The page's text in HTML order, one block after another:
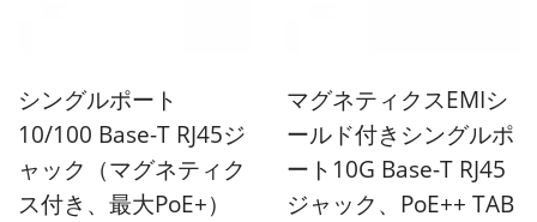
シングルポート
10/100 Base-T RJ45ジ
ャック（マグネティク
ス付き、最大PoE+）
マグネティクスEMIシ
ールド付きシングルポ
ート10G Base-T RJ45
ジャック、PoE++ TAB